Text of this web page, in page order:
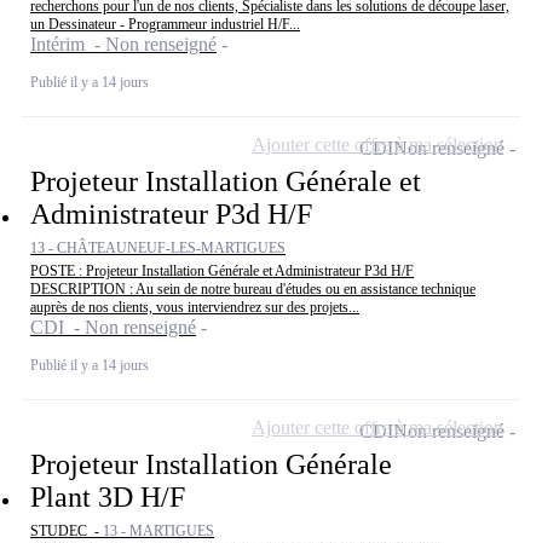
recherchons pour l'un de nos clients, Spécialiste dans les solutions de découpe laser,
un Dessinateur - Programmeur industriel H/F...
Intérim - Non renseigné
Publié il y a 14 jours
Projeteur Installation Générale et
Administrateur P3d H/F
13 - CHÂTEAUNEUF-LES-MARTIGUES
POSTE : Projeteur Installation Générale et Administrateur P3d H/F
DESCRIPTION : Au sein de notre bureau d'études ou en assistance technique
auprès de nos clients, vous interviendrez sur des projets...
CDI - Non renseigné
Publié il y a 14 jours
CDINon renseigné
Ajouter cette offre à ma sélection
Projeteur Installation Générale
Plant 3D H/F
STUDEC - 13 - MARTIGUES
CDINon renseigné
Ajouter cette offre à ma sélection